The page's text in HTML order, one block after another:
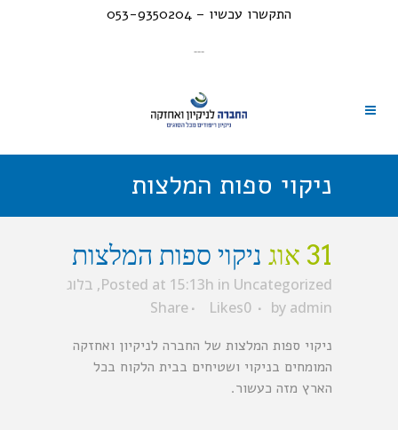
התקשרו עכשיו – 053-9350204
---
ניקוי ספות המלצות
31 אוג ניקוי ספות המלצות
Posted at 15:13h in Uncategorized
, בלוג
by admin
0
Likes
Share
ניקוי ספות המלצות של החברה לניקיון ואחזקה
המומחים בניקוי ושטיחים בבית הלקוח בכל
הארץ מזה כעשור.